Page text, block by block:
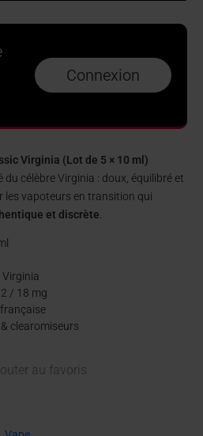
Connexion
Virginia (Lot de 5 × 10 ml)
du célèbre Virginia : doux, équilibré et
les vapoteurs en transition qui
et discrète
/ 18 mg
clearomiseurs
au favoris